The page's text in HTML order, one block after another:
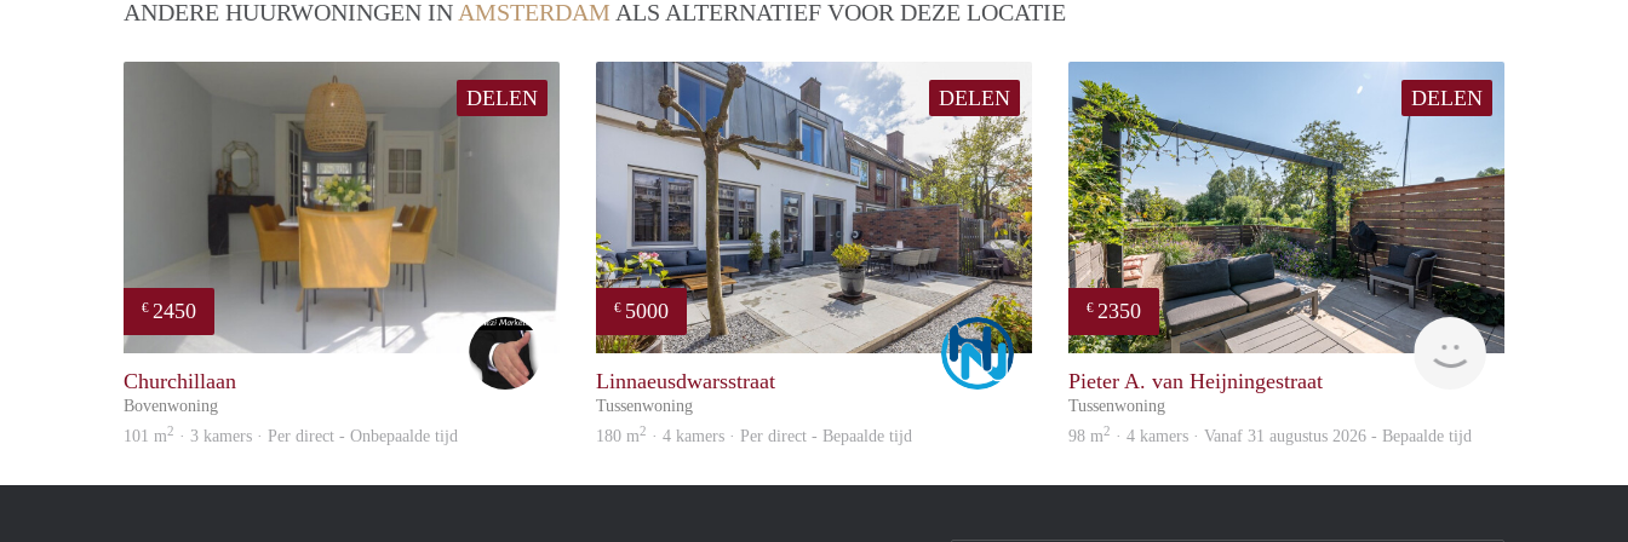
ANDERE HUURWONINGEN IN AMSTERDAM ALS ALTERNATIEF VOOR DEZE LOCATIE
DELEN
€ 2450
Churchillaan
Bovenwoning
101 m2 · 3 kamers · Per direct - Onbepaalde tijd
DELEN
€ 5000
Marco
Linnaeusdwarsstraat
Tussenwoning
180 m2 · 4 kamers · Per direct - Bepaalde tijd
DELEN
€ 2350
Zaanstad
Pieter A. van Heijningestraat
Tussenwoning
98 m2 · 4 kamers · Vanaf 31 augustus 2026 - Bepaalde tijd